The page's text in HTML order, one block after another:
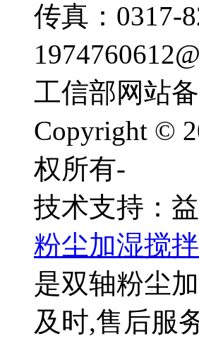
传真：0317-
工信部网站
Copyright ©
权所有-
技术支持：
粉尘加湿搅
是双轴粉尘
及时,售后服